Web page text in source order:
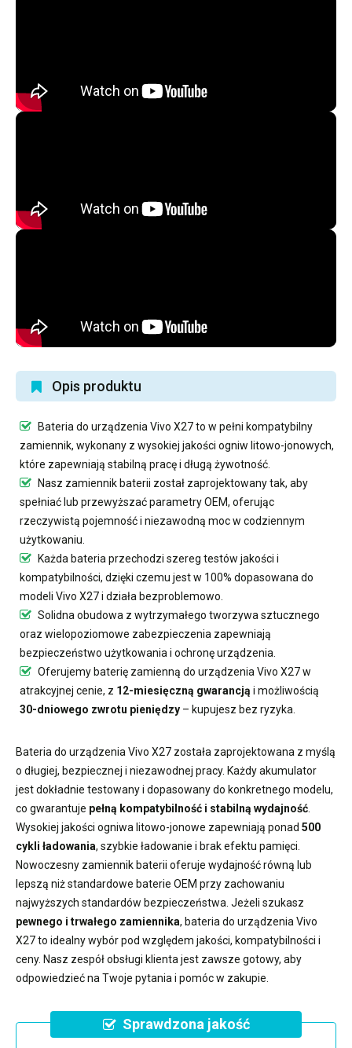
Opis produktu
Bateria do urządzenia Vivo X27to w pełni kompatybilny
zamiennik, wykonany z wysokiej jakości ogniw litowo-jonowych,
które zapewniają stabilną pracę i długą żywotność.
Nasz zamiennik baterii został zaprojektowany tak, aby
spełniać lub przewyższać parametry OEM, oferując
rzeczywistą pojemność i niezawodną moc w codziennym
użytkowaniu.
Każda bateria przechodzi szereg testów jakości i
kompatybilności, dzięki czemu jest w 100% dopasowana do
modeli Vivo X27 i działa bezproblemowo.
Solidna obudowa z wytrzymałego tworzywa sztucznego
oraz wielopoziomowe zabezpieczenia zapewniają
bezpieczeństwo użytkowania i ochronę urządzenia.
Oferujemybaterię zamienną do urządzenia Vivo X27w
atrakcyjnej cenie, z 12-miesięczną gwarancją i możliwością
30-dniowego zwrotu pieniędzy – kupujesz bez ryzyka.
Bateria do urządzenia Vivo X27 została zaprojektowana z myślą
o długiej, bezpiecznej i niezawodnej pracy. Każdy akumulator
jest dokładnie testowany i dopasowany do konkretnego modelu,
co gwarantuje pełną kompatybilność i stabilną wydajność
Wysokiej jakości ogniwa litowo-jonowe zapewniają ponad 500
cykli ładowania, szybkie ładowanie i brak efektu pamięci.
Nowoczesny zamiennik baterii oferuje wydajność równą lub
lepszą niż standardowe baterie OEM przy zachowaniu
najwyższych standardów bezpieczeństwa. Jeżeli szukasz
pewnego i trwałego zamiennika, bateria do urządzenia Vivo
X27to idealny wybór pod względem jakości, kompatybilności i
ceny. Nasz zespół obsługi klienta jest zawsze gotowy, aby
odpowiedzieć na Twoje pytania i pomóc w zakupie.
Sprawdzona jakość